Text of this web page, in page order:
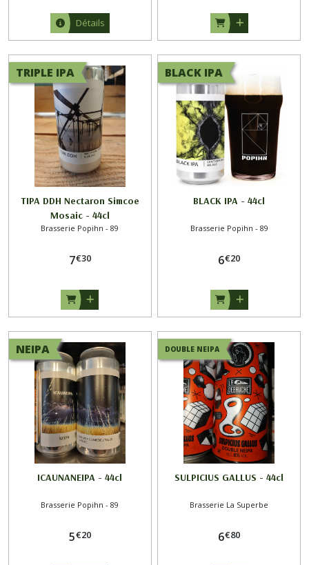
Détails
TRIPLE IPA
TIPA DDH Nectaron Simcoe
Mosaic - 44cl
Brasserie Popihn - 89
7€30
BLACK IPA
BLACK IPA - 44cl
Brasserie Popihn - 89
6€20
NEIPA
ICAUNANEIPA - 44cl
Brasserie Popihn - 89
5€20
DOUBLE NEIPA
SULPICIUS GALLUS - 44cl
Brasserie La Superbe
6€80